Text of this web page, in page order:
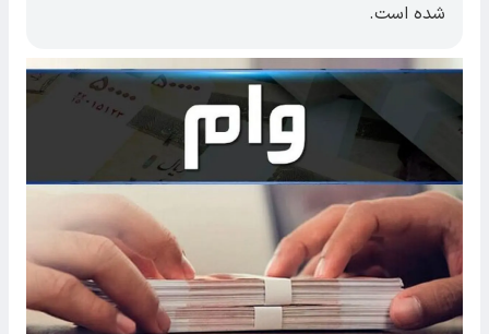
شده است.